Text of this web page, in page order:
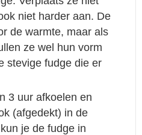
niet harder aan. De
de warmte, maar als
ze wel hun vorm
stevige fudge die er
3 uur afkoelen en
(afgedekt) in de
je de fudge in